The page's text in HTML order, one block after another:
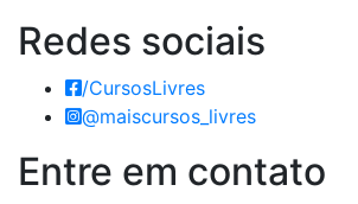
Redes sociais
/CursosLivres
@maiscursos_livres
Entre em contato